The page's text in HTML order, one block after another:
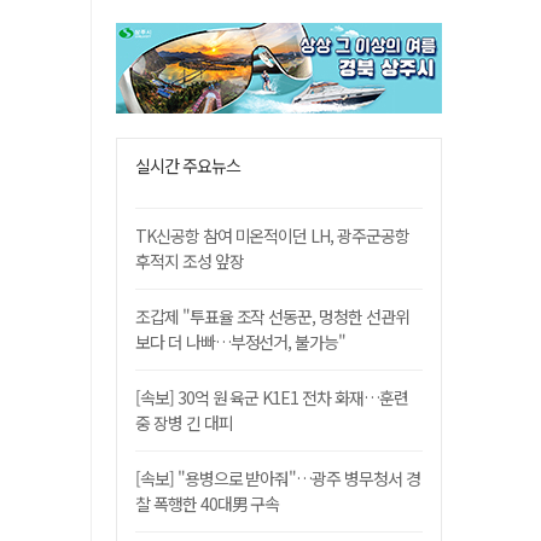
실시간 주요뉴스
TK신공항 참여 미온적이던 LH, 광주군공항
후적지 조성 앞장
조갑제 "투표율 조작 선동꾼, 멍청한 선관위
보다 더 나빠…부정선거, 불가능"
[속보] 30억 원 육군 K1E1 전차 화재…훈련
중 장병 긴 대피
[속보] "용병으로 받아줘"…광주 병무청서 경
찰 폭행한 40대男 구속